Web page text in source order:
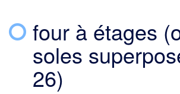
four à étages
soles
26)